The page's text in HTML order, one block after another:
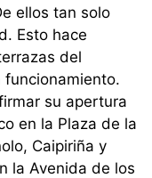
ellos tan solo
Esto hace
del
funcionamiento.
su apertura
en la Plaza de la
Caipiriña y
la Avenida de los